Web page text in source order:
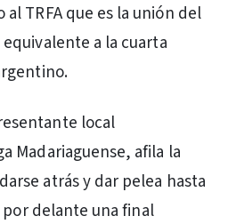
al TRFA que es la unión del
a la cuarta
local
Madariaguense, afila la
atrás y dar pelea hasta
por delante una final